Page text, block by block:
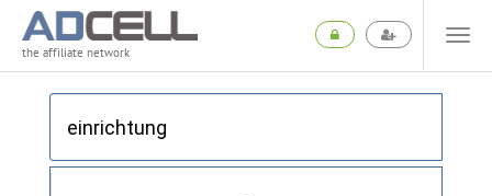
the affiliate network